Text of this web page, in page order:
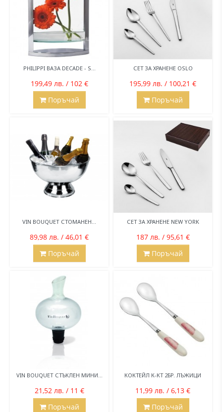
PHILIPPI BАЗА DECADE - S...
199,49 лв. / 102 €
Поръчай
СЕТ ЗА ХРАНЕНЕ OSLO
195,99 лв. / 100,21 €
Поръчай
VIN BOUQUET СТОМАНЕН...
89,98 лв. / 46,01 €
Поръчай
СЕТ ЗА ХРАНЕНЕ NEW YORK
187 лв. / 95,61 €
Поръчай
VIN BOUQUET СТЪКЛЕН МИНИ...
21,52 лв. / 11 €
Поръчай
КОКТЕЙЛ К-КТ 2БР. ЛЪЖИЦИ
11,99 лв. / 6,13 €
Поръчай